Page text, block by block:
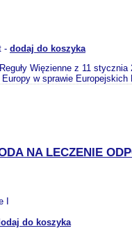
- dodaj do koszyka
Więzienne z 11
w sprawie Europejskich
NA LECZENIE
I
do koszyka